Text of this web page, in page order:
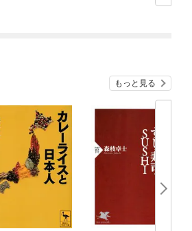
もっと見る